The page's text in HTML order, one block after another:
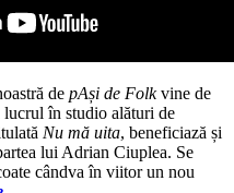
de pAși de Folkvine de
lucrul în studio alături de
Nu mă uita, beneficiază și
lui Adrian Ciuplea. Se
cândva în viitor un nou